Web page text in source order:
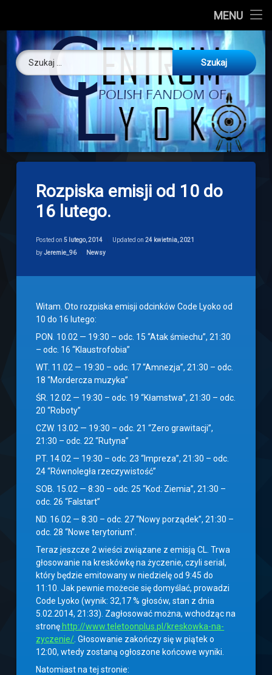
MENU
About us
O nas
Artykuły
Discord
Drogowskaz
Download
Skip
content
Centrum
Szukaj:
Rozpiska emisji od 10 do
16 lutego.
Posted on5 lutego, 2014 Updated on24 kwietnia, 2021
byJeremie_96 Categories:
Newsy
Witam. Oto rozpiska emisji odcinków Code Lyoko od
10 do 16 lutego:
PON. 10.02 — 19:30 – odc. 15 “Atak śmiechu”, 21:30
– odc. 16 “Klaustrofobia”
WT. 11.02 — 19:30 – odc. 17 “Amnezja”, 21:30 – odc.
18 “Mordercza muzyka”
ŚR. 12.02 — 19:30 – odc. 19 “Kłamstwa”, 21:30 – odc.
20 “Roboty”
CZW. 13.02 — 19:30 – odc. 21 “Zero grawitacji”,
21:30 – odc. 22 “Rutyna”
PT. 14.02 — 19:30 – odc. 23 “Impreza”, 21:30 – odc.
24 “Równoległa rzeczywistość”
SOB. 15.02 — 8:30 – odc. 25 “Kod: Ziemia”, 21:30 –
odc. 26 “Falstart”
ND. 16.02 — 8:30 – odc. 27 “Nowy porządek”, 21:30 –
odc. 28 “Nowe terytorium”.
Teraz jeszcze 2 wieści związane z emisją CL. Trwa
głosowanie na kreskówkę na życzenie, czyli serial,
który będzie emitowany w niedzielę od 9:45 do
11:10. Jak pewnie możecie się domyślać, prowadzi
Code Lyoko (wynik: 32,17 % głosów, stan z dnia
5.02.2014, 21:33). Zagłosować można, wchodząc na
stronę http://www.teletoonplus.pl/kreskowka-na-
zyczenie/ . Głosowanie zakończy się w piątek o
12:00, wtedy zostaną ogłoszone końcowe wyniki.
Natomiast na tej stronie: